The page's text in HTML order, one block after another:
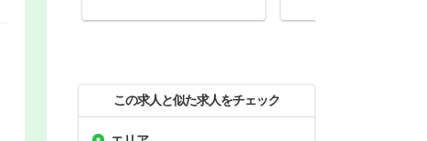
この求人と似た求人をチェック